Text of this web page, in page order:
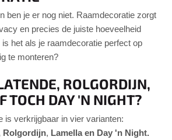
ben je er nog niet. Raamdecoratie zorgt
en precies de juiste hoeveelheid
het als je raamdecoratie perfect op
te monteren?
ROLGORDIJN,
TOCH DAY 'N NIGHT?
is verkrijgbaar in vier varianten:
Rolgordijn, Lamella en Day 'n Night.